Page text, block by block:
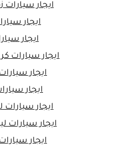
ايجار سيارات
ايجار
ايجار
ايجار سيارات
ايجار
ايجار
ايجار سيارات
ايجار سيارات
ايجار